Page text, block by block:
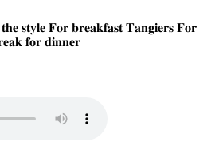
𝐭𝐡𝐞 𝐬𝐭𝐲𝐥𝐞 𝐅𝐨𝐫 𝐛𝐫𝐞𝐚𝐤𝐟𝐚𝐬𝐭 𝐓𝐚𝐧𝐠𝐢𝐞𝐫𝐬 𝐅𝐨𝐫
𝐟𝐨𝐫 𝐝𝐢𝐧𝐧𝐞𝐫